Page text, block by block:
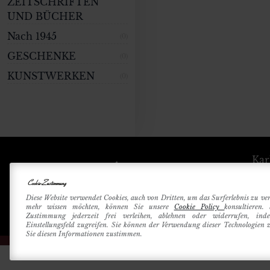
UND BÜCHER
Nach 1945
GESCHENKE
KUNSTWERKEN
Cookie-Zustimmung
Diese Website verwendet Cookies, auch von Dritten, um das Surferlebnis zu
mehr wissen möchten, können Sie unsere Cookie Policy
Zustimmung jederzeit frei verleihen, ablehnen oder widerrufen,
Einstellungsfeld zugreifen. Sie können der Verwendung dieser Technologien
Sie diesen Informationen zustimmen.